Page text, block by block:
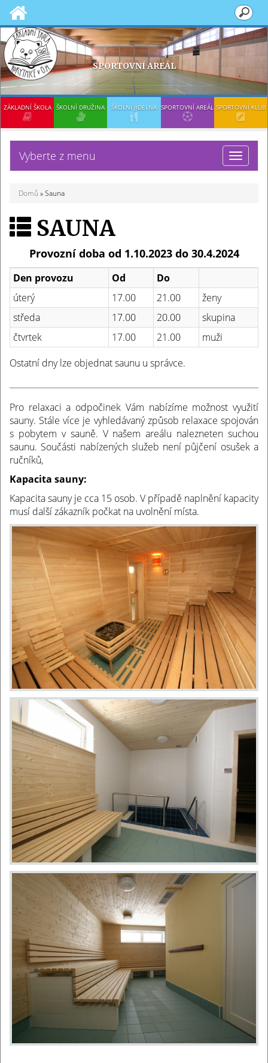
SPORTOVNÍ AREÁL
ZÁKLADNÍ ŠKOLA ŠKOLNÍ DRUŽINA ŠKOLNÍ JÍDELNA SPORTOVNÍ AREÁL SPORTOVNÍ KLUB
Toggle
Vyberte z menu
Domů » Sauna
SAUNA
Provozní doba od 1.10.2023 do 30.4.2024
Den provozu Od
Do
úterý
17.00 21.00
ženy
středa
17.00 20.00
skupina
čtvrtek
17.00 21.00
muži
Ostatní dny lze objednat saunu u správce.
Pro relaxaci a odpočinek Vám nabízíme možnost využití
sauny. Stále více je vyhledávaný způsob relaxace spojován
s pobytem v sauně. V našem areálu nalezneten suchou
saunu. Součásti nabízených služeb není půjčení osušek a
ručníků,
Kapacita sauny:
Kapacita sauny je cca 15 osob. V případě naplnění kapacity
musí další zákazník počkat na uvolnění místa.